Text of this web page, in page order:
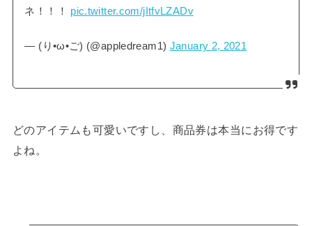
ネ！！！ pic.twitter.com/jItfvLZADv
— (り•ω•ご) (@appledream1) January 2, 2021
どのアイテムも可愛いですし、商品券は本当にお得です
よね。